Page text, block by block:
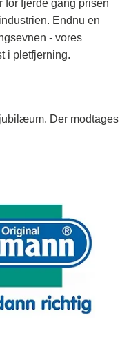
for fjerde gang prisen
Endnu en
- vores
i pletfjerning.
Der modtages